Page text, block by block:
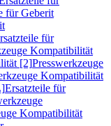
für Geberit
für
Kompatibilität
[2]Presswerkzeuge
Kompatibilität
Ersatzteile für
Kompatibilität